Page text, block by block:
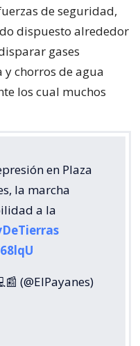
de seguridad,
dispuesto alrededor
gases
y chorros de agua
los cual muchos
en Plaza
la marcha
a la
(@ElPayanes)